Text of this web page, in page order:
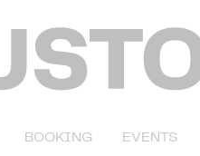
BOOKING EVENTS